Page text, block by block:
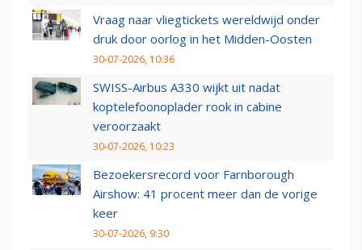
Vraag naar vliegtickets wereldwijd onder
druk door oorlog in het Midden-Oosten
30-07-2026, 10:36
SWISS-Airbus A330 wijkt uit nadat
koptelefoonoplader rook in cabine
veroorzaakt
30-07-2026, 10:23
Bezoekersrecord voor Farnborough
Airshow: 41 procent meer dan de vorige
keer
30-07-2026, 9:30